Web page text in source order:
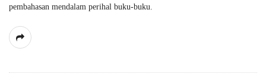
pembahasan mendalam perihal buku-buku.